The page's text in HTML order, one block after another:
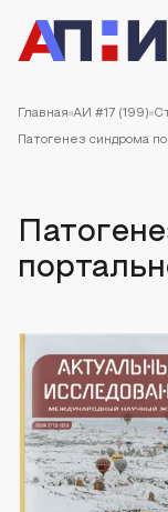
Главная АИ #17 (199)
Патогенез синдрома